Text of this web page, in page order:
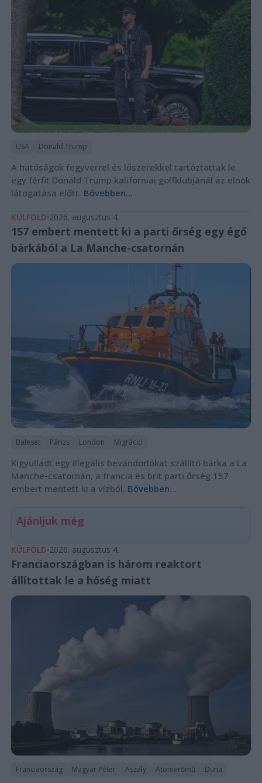
USA Donald Trump
A hatóságok fegyverrel és lőszerekkel tartóztattak le
egy férfit Donald Trump kaliforniai golfklubjánál az elnök
látogatása előtt. Bővebben...
KÜLFÖLD 2026. augusztus 4.
157 embert mentett ki a parti őrség egy égő
bárkából a La Manche-csatornán
Baleset Párizs London Migráció
Kigyulladt egy illegális bevándorlókat szállító bárka a La
Manche-csatornán, a francia és brit parti őrség 157
embert mentett ki a vízből. Bővebben...
Ajánljuk még
KÜLFÖLD 2026. augusztus 4.
Franciaországban is három reaktort
állítottak le a hőség miatt
Franciaország Magyar Péter Aszály Atomerőmű Duna